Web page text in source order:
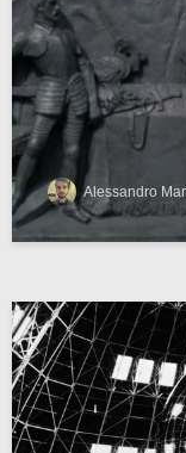
Alessandro